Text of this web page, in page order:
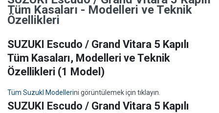
Tüm Kasaları - Modelleri ve Teknik
Özellikleri
SUZUKI Escudo / Grand Vitara 5 Kapılı
Tüm Kasaları, Modelleri ve Teknik
Özellikleri (1 Model)
Tüm SuzukI Modellerini görüntülemek için tıklayın.
SUZUKI Escudo / Grand Vitara 5 Kapılı